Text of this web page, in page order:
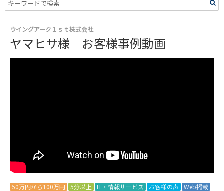
ウイングアーク１ｓｔ株式会社
ヤマヒサ様 お客様事例動画
50万円から100万円 5分以上 IT・情報サービス お客様の声
Web掲載